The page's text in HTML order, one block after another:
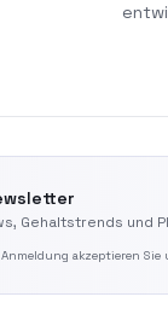
Gehaltstrends
akzeptieren Sie